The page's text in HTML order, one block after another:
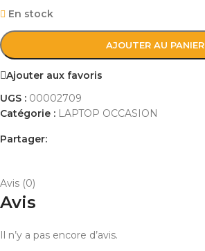
En stock
AJOUTER AU PANIER
Ajouter aux favoris
UGS : 00002709
Catégorie : LAPTOP OCCASION
Partager:
Avis (0)
Avis
Il n’y a pas encore d’avis.